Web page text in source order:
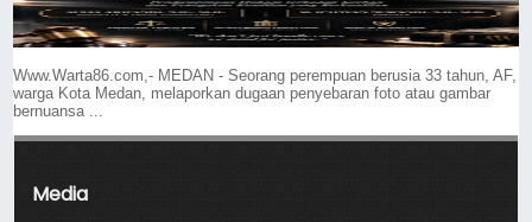
Www.Warta86.com,- MEDAN - Seorang perempuan berusia 33 tahun, AF,
warga Kota Medan, melaporkan dugaan penyebaran foto atau gambar
bernuansa ...
Media